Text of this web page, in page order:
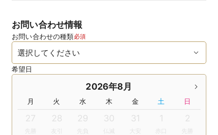
お問い合わせ情報
お問い合わせの種類必須
希望日
2026年8月
月 火 水 木 金 土 日
27 28
友引
29
先負
30
仏滅
31
大安
1 2